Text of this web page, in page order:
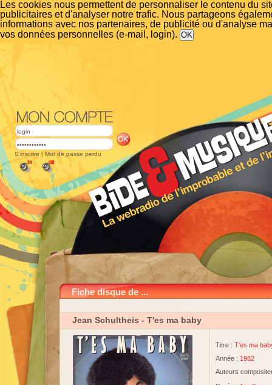
Les cookies nous permettent de personnaliser le contenu du
publicitaires et d'analyser notre trafic. Nous partageons
informations avec nos partenaires, de publicité ou d'analyse
vos données personnelles (e-mail, login).
S'inscrire | Mot de passe perdu
Fiche disque de ...
Jean Schultheis - T'es ma baby
Titre : T'es ma
Année : 1982
Auteurs